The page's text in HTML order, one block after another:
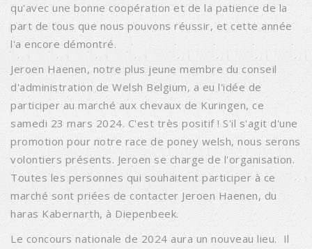
qu'avec une bonne coopération et de la patience de la
part de tous que nous pouvons réussir, et cette année
l'a encore démontré.
Jeroen Haenen, notre plus jeune membre du conseil
d'administration de Welsh Belgium, a eu l'idée de
participer au marché aux chevaux de Kuringen, ce
samedi 23 mars 2024. C'est très positif ! S'il s'agit d'une
promotion pour notre race de poney welsh, nous serons
volontiers présents. Jeroen se charge de l'organisation.
Toutes les personnes qui souhaitent participer à ce
marché sont priées de contacter Jeroen Haenen, du
haras Kabernarth, à Diepenbeek.
Le concours nationale de 2024 aura un nouveau lieu. Il